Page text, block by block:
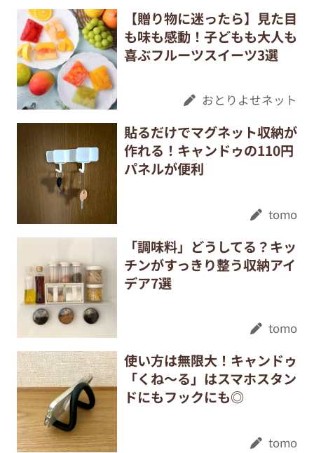
【贈り物に迷ったら】見た目
も味も感動！子どもも大人も
喜ぶフルーツスイーツ3選
おとりよせネット
貼るだけでマグネット収納が
作れる！キャンドゥの110円
パネルが便利
tomo
「調味料」どうしてる？キッ
チンがすっきり整う収納アイ
デア7選
tomo
使い方は無限大！キャンドゥ
「くね～る」はスマホスタン
ドにもフックにも◎
tomo